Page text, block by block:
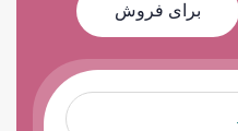
برای فروش